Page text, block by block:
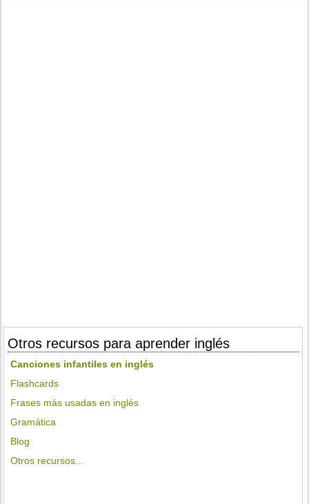
Otros recursos para aprender inglés
Canciones infantiles en inglés
Flashcards
Frases más usadas en inglés
Gramática
Blog
Otros recursos...